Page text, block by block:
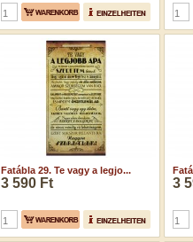
Fatábla 29. Te vagy a legjo...
3 590 Ft 3